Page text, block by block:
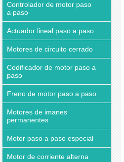
Controlador de motor paso
a paso
Actuador lineal paso a paso
Motores de circuito cerrado
Codificador de motor paso a
paso
Freno de motor paso a paso
Motores de imanes
permanentes
Motor paso a paso especial
Motor de corriente alterna